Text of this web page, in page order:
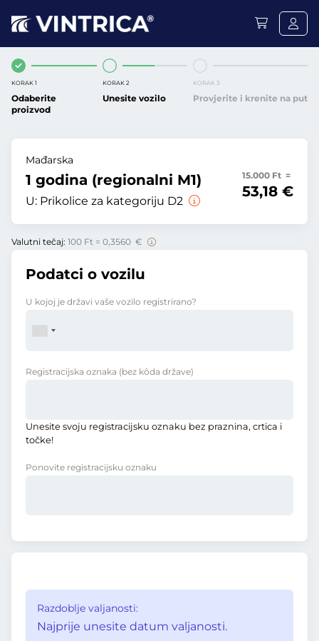
KORAK 1
Odaberite
proizvod
KORAK 2
Unesite vozilo
KORAK 3
Provjerite i krenite na put
Mađarska
1 godina (regionalni M1)
U: Prikolice za kategoriju D2
15.000 Ft =
53,18 €
Valutni tečaj: 100 Ft = 0,3560 €
Podatci o vozilu
U kojoj je državi vaše vozilo registrirano?
Registracijska oznaka (bez kôda države)
Unesite svoju registracijsku oznaku bez praznina, crtica i
točke!
Ponovite registracijsku oznaku
Razdoblje valjanosti:
Najprije unesite datum valjanosti.